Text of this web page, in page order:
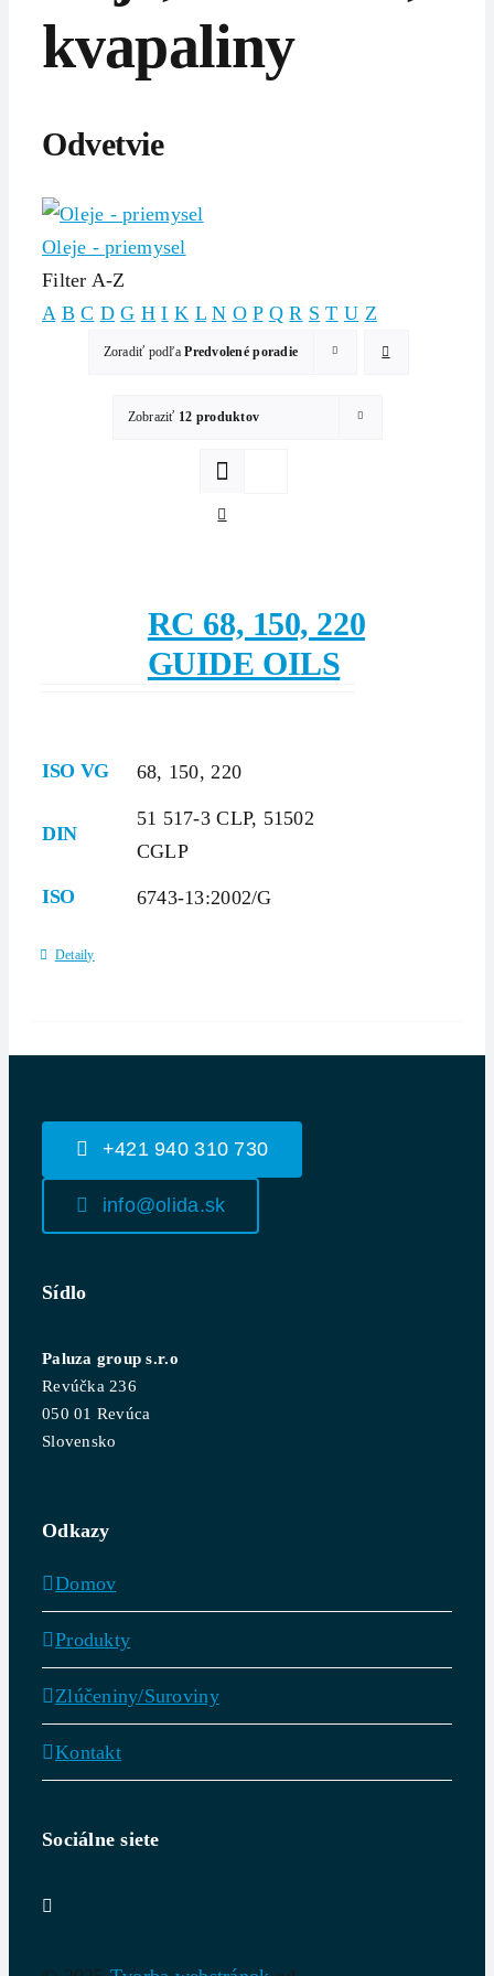
kvapaliny
Odvetvie
Oleje - priemysel
Filter A-Z
A B C D G H I K L N O P Q R S T U Z
Zoradiť podľaPredvolené poradie
Zobraziť 12 produktov
RC 68, 150, 220
GUIDE OILS
ISO VG 68, 150, 220
DIN
51 517-3 CLP, 51502
CGLP
ISO 6743-13:2002/G
Detaily
+421 940 310 730
info@olida.sk
Sídlo
Paluza group s.r.o
Revúčka 236
050 01 Revúca
Slovensko
Odkazy
Domov
Produkty
Zlúčeniny/Suroviny
Kontakt
Sociálne siete